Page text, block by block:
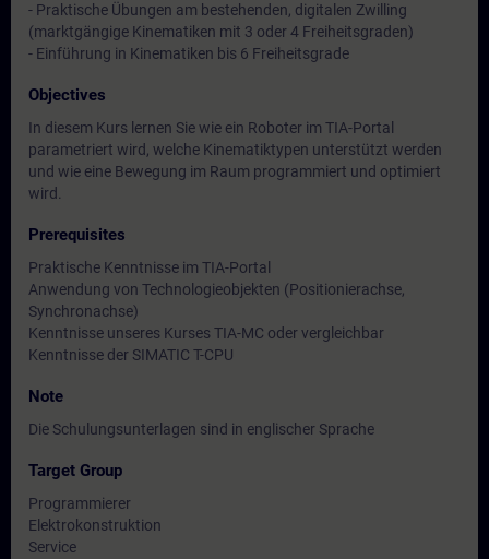
- Praktische Übungen am bestehenden, digitalen Zwilling
(marktgängige Kinematiken mit 3 oder 4 Freiheitsgraden)
- Einführung in Kinematiken bis 6 Freiheitsgrade
Objectives
In diesem Kurs lernen Sie wie ein Roboter im TIA-Portal
parametriert wird, welche Kinematiktypen unterstützt werden
und wie eine Bewegung im Raum programmiert und optimiert
wird.
Prerequisites
Praktische Kenntnisse im TIA-Portal
Anwendung von Technologieobjekten (Positionierachse,
Synchronachse)
Kenntnisse unseres Kurses TIA-MC oder vergleichbar
Kenntnisse der SIMATIC T-CPU
Note
Die Schulungsunterlagen sind in englischer Sprache
Target Group
Programmierer
Elektrokonstruktion
Service